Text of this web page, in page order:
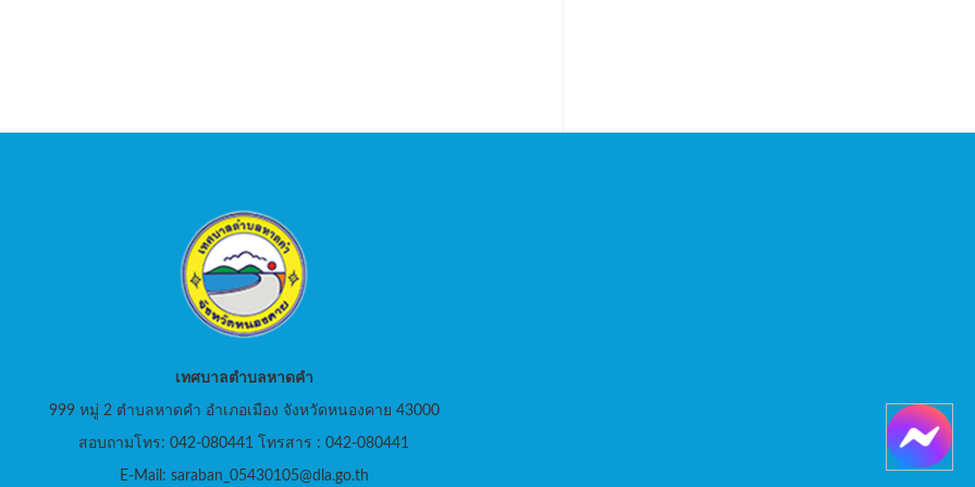
เทศบาลตำบลหาดคำ
999 หมู่ 2 ตำบลหาดคำ อำเภอเมือง จังหวัดหนองคาย 43000
สอบถามโทร: 042-080441 โทรสาร : 042-080441
E-Mail: saraban_05430105@dla.go.th